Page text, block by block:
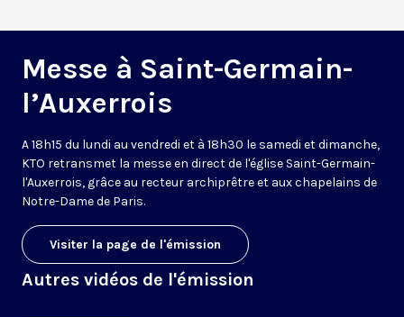
Messe à Saint-Germain-
l’Auxerrois
A 18h15 du lundi au vendredi et à 18h30 le samedi et dimanche,
KTO retransmet la messe en direct de l'église Saint-Germain-
l'Auxerrois, grâce au recteur archiprêtre et aux chapelains de
Notre-Dame de Paris.
Visiter la page de l'émission
Autres vidéos de l'émission